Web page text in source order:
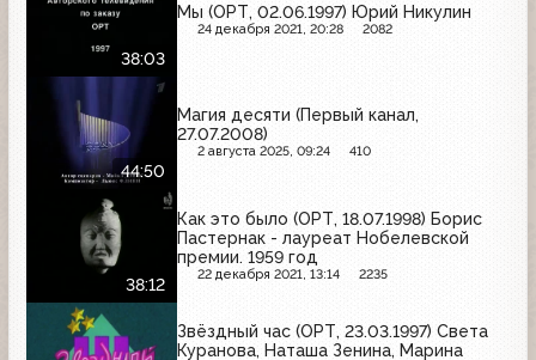
38:03
Мы (ОРТ, 02.06.1997) Юрий Никулин
24 декабря 2021, 20:28 2082
44:50
Магия десяти (Первый канал,
27.07.2008)
2 августа 2025, 09:24 410
38:12
Как это было (ОРТ, 18.07.1998) Борис
Пастернак - лауреат Нобелевской
премии. 1959 год
22 декабря 2021, 13:14 2235
Звёздный час (ОРТ, 23.03.1997) Света
Куранова, Наташа Зенина, Марина